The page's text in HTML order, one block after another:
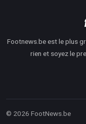
Footnews.be est le plus
rien et soyez le
© 2026 FootNews.be